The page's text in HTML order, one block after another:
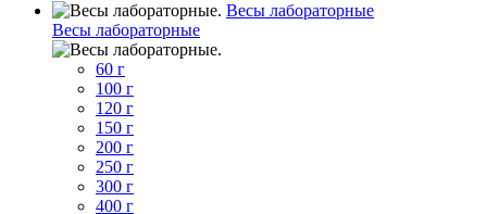
Весы лабораторные
Весы лабораторные
60 г
100 г
120 г
150 г
200 г
250 г
300 г
400 г